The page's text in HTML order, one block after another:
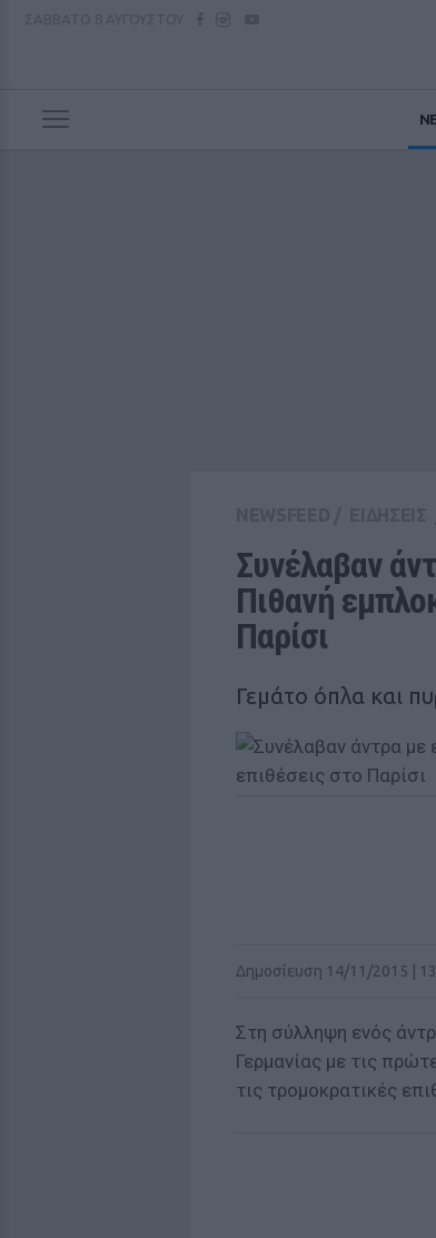
Συνέλαβαν
Πιθανή
Παρίσι
Γεμάτο όπλα και
Δημοσίευση 14/11/2015 |
Στη σύλληψη ενός
Γερμανίας με τις
τις τρομοκρατικές